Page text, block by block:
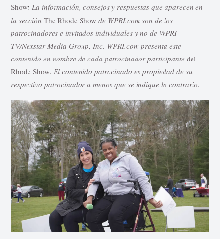
Show: La información, consejos y respuestas que aparecen en
la secciónThe Rhode Show de WPRI.com son de los
patrocinadores e invitados individuales y no de WPRI-
TV/Nexstar Media Group, Inc. WPRI.com presenta este
contenido en nombre de cadapatrocinador participantedel
Rhode Show. El contenido patrocinado es propiedad de su
respectivo patrocinador a menos que se indique lo contrario.